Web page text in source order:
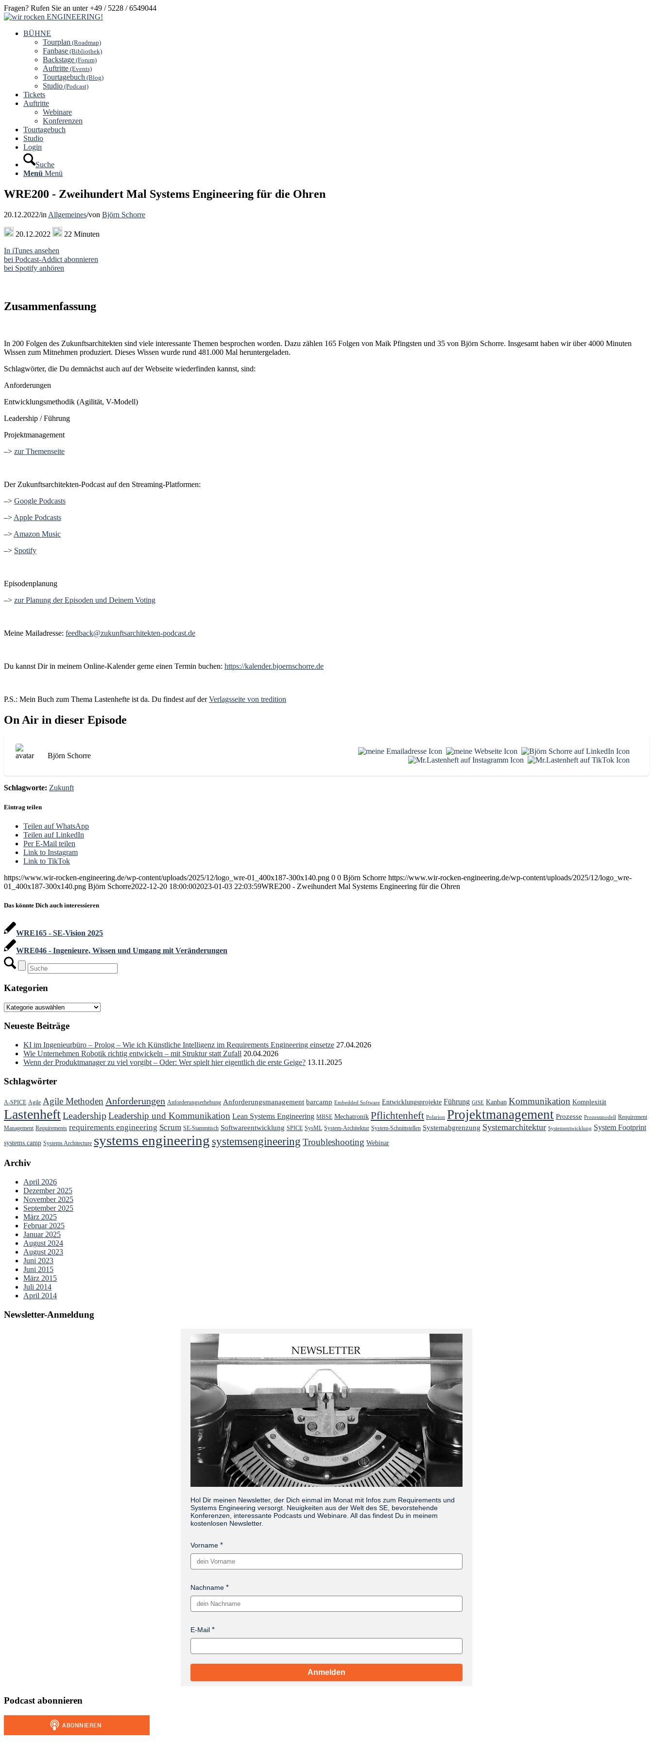
Fragen? Rufen Sie an unter +49 / 5228 / 6549044
BÜHNE
Tourplan (Roadmap)
Fanbase (Bibliothek)
Backstage (Forum)
Auftritte (Events)
Tourtagebuch (Blog)
Studio (Podcast)
Tickets
Auftritte
Webinare
Konferenzen
Tourtagebuch
Studio
Login
Suche
Menü Menü
WRE200 - Zweihundert Mal Systems Engineering für die Ohren
20.12.2022/in Allgemeines/von Björn Schorre
20.12.2022
22 Minuten
In iTunes ansehen
bei Podcast-Addict abonnieren
bei Spotify anhören
Zusammenfassung
In 200 Folgen des Zukunftsarchitekten sind viele interessante Themen besprochen worden. Dazu zählen 165 Folgen von Maik Pfingsten und 35 von Björn Schorre. Insgesamt haben wir über 4000 Minuten
Wissen zum Mitnehmen produziert. Dieses Wissen wurde rund 481.000 Mal heruntergeladen.
Schlagwörter, die Du demnächst auch auf der Webseite wiederfinden kannst, sind:
Anforderungen
Entwicklungsmethodik (Agilität, V-Modell)
Leadership / Führung
Projektmanagement
–> zur Themenseite
Der Zukunftsarchitekten-Podcast auf den Streaming-Platformen:
–> Google Podcasts
–> Apple Podcasts
–> Amazon Music
–> Spotify
Episodenplanung
–> zur Planung der Episoden und Deinem Voting
Meine Mailadresse: feedback@zukunftsarchitekten-podcast.de
Du kannst Dir in meinem Online-Kalender gerne einen Termin buchen: https://kalender.bjoernschorre.de
P.S.: Mein Buch zum Thema Lastenhefte ist da. Du findest auf derVerlagsseite von tredition
On Air in dieser Episode
Björn Schorre
Schlagworte: Zukunft
Eintrag teilen
Teilen auf WhatsApp
Teilen auf LinkedIn
Per E-Mail teilen
Link to Instagram
Link to TikTok
https://www.wir-rocken-engineering.de/wp-content/uploads/2025/12/logo_wre-01_400x187-300x140.png 0 0 Björn Schorre https://www.wir-rocken-engineering.de/wp-content/uploads/2025/12/logo_wre-
01_400x187-300x140.png Björn Schorre2022-12-20 18:00:002023-01-03 22:03:59WRE200 - Zweihundert Mal Systems Engineering für die Ohren
Das könnte Dich auch interessieren
WRE165 - SE-Vision 2025
WRE046 - Ingenieure, Wissen und Umgang mit Veränderungen
Kategorien
Kategorien
Neueste Beiträge
KI im Ingenieurbüro – Prolog – Wie ich Künstliche Intelligenz im Requirements Engineering einsetze 27.04.2026
Wie Unternehmen Robotik richtig entwickeln – mit Struktur statt Zufall 20.04.2026
Wenn der Produktmanager zu viel vorgibt – Oder: Wer spielt hier eigentlich die erste Geige? 13.11.2025
Schlagwörter
A-SPICE Agile Agile Methoden Anforderungen Anforderungserhebung Anforderungsmanagement barcamp Embedded Software Entwicklungsprojekte Führung GfSE Kanban Kommunikation Komplexität
LastenheftLeadershipLeadership und Kommunikation Lean Systems Engineering MBSE Mechatronik Pflichtenheft Polarion Projektmanagement Prozesse Prozessmodell Requirement
Management Requirements requirements engineering Scrum SE-Stammtisch Softwareentwicklung SPICE SysML System-Architektur System-Schnittstellen Systemabgrenzung Systemarchitektur Systementwicklung System Footprint
systems.camp Systems Architecture systems engineering systemsengineering Troubleshooting Webinar
Archiv
April 2026
Dezember 2025
November 2025
September 2025
März 2025
Februar 2025
Januar 2025
August 2024
August 2023
Juni 2023
Juni 2015
März 2015
Juli 2014
April 2014
Newsletter-Anmeldung
Hol Dir meinen Newsletter, der Dich einmal im Monat mit Infos zum Requirements und
Systems Engineering versorgt. Neuigkeiten aus der Welt des SE, bevorstehende
Konferenzen, interessante Podcasts und Webinare. All das findest Du in meinem
kostenlosen Newsletter.
Vorname
Nachname
E-Mail
Anmelden
Podcast abonnieren